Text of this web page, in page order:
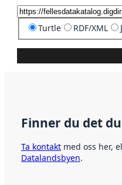
Turtle RDF/XML
Finner du det
Ta kontakt med oss her,
Datalandsbyen.